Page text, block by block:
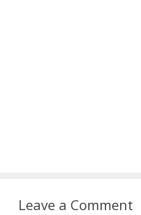
Leave a Comment